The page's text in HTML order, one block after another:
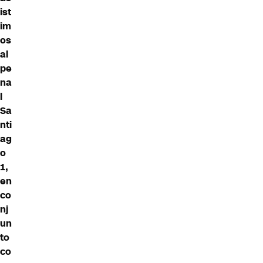
ist
im
os
al
pe
na
l
Sa
nti
ag
o
1,
en
co
nj
un
to
co